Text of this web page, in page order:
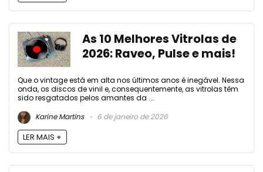
As 10 Melhores Vitrolas de
2026: Raveo, Pulse e mais!
Que o vintage está em alta nos últimos anos é inegável. Nessa
onda, os discos de vinil e, consequentemente, as vitrolas têm
sido resgatados pelos amantes da ...
Karine Martins
6 de janeiro de 2026
LER MAIS +